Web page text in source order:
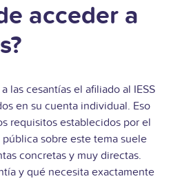
acceder a
las cesantías el afiliado al IESS
en su cuenta individual. Eso
requisitos establecidos por el
pública sobre este tema suele
concretas y muy directas.
y qué necesita exactamente